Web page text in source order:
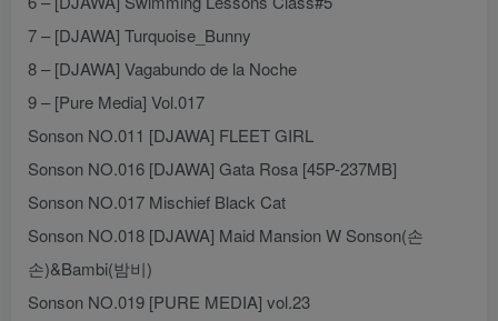
7 – [DJAWA] Turquoise_Bunny
8 – [DJAWA] Vagabundo de la Noche
9 – [Pure Media] Vol.017
Sonson NO.011 [DJAWA] FLEET GIRL
Sonson NO.016 [DJAWA] Gata Rosa [45P-237MB]
Sonson NO.017 Mischief Black Cat
Sonson NO.018 [DJAWA] Maid Mansion W Sonson(손
손)&Bambi(밤비)
Sonson NO.019 [PURE MEDIA] vol.23